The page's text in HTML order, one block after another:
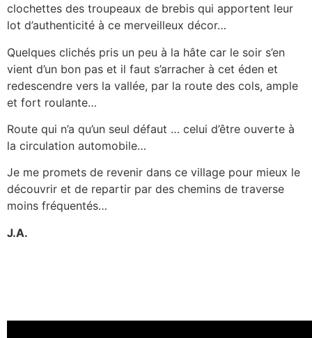
clochettes des troupeaux de brebis qui apportent leur
lot d’authenticité à ce merveilleux décor…
Quelques clichés pris un peu à la hâte car le soir s’en
vient d’un bon pas et il faut s’arracher à cet éden et
redescendre vers la vallée, par la route des cols, ample
et fort roulante…
Route qui n’a qu’un seul défaut … celui d’être ouverte à
la circulation automobile…
Je me promets de revenir dans ce village pour mieux le
découvrir et de repartir par des chemins de traverse
moins fréquentés…
J.A.